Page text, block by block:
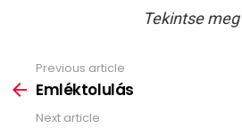
Tekintse
more
Previous article
Emléktolulás
Next article